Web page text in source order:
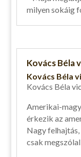
milyen sokáig
Kovács Béla
Kovács Béla
Kovács Béla
Amerikai-
érkezik az
Nagy
csak